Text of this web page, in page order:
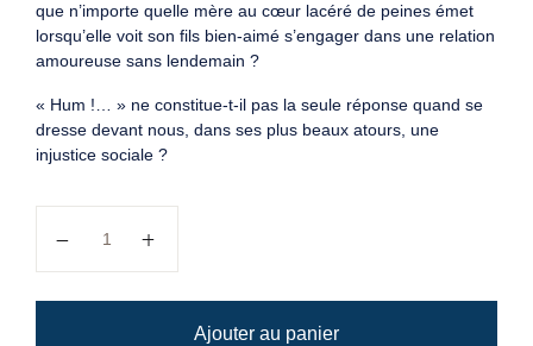
que n’importe quelle mère au cœur lacéré de peines émet
lorsqu’elle voit son fils bien-aimé s’engager dans une relation
amoureuse sans lendemain ?
« Hum !… » ne constitue-t-il pas la seule réponse quand se
dresse devant nous, dans ses plus beaux atours, une
injustice sociale ?
Ajouter au panier